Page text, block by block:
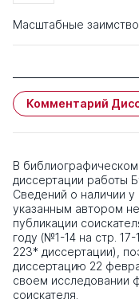
Масштабные
Комментарий
В
диссертации работы
Сведений о наличии
указанным автором
публикации
году (№1-14 на стр.
223* диссертации),
диссертацию 22
своем исследовании
соискателя.